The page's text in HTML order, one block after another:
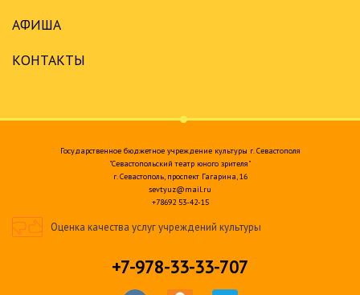
АФИША
КОНТАКТЫ
Государственное бюджетное учреждение культуры г. Севастополя
"Севастопольский театр юного зрителя"
г. Севастополь, проспект Гагарина, 16
sevtyuz@mail.ru
+78692 53-42-15
Оценка качества услуг учреждений культуры
+7-978-33-33-707